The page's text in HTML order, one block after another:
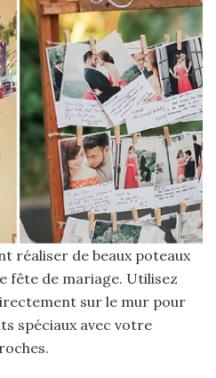
réaliser de beaux poteaux
fête de mariage. Utilisez
sur le mur pour
spéciaux avec votre